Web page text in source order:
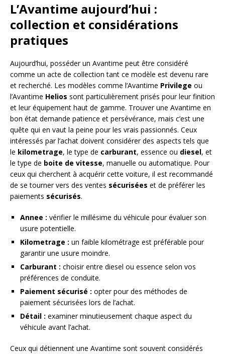
L’Avantime aujourd’hui :
collection et considérations
pratiques
Aujourd’hui, posséder un Avantime peut être considéré
comme un acte de collection tant ce modèle est devenu rare
et recherché. Les modèles comme l’Avantime Privilege ou
l’Avantime Helios sont particulièrement prisés pour leur finition
et leur équipement haut de gamme. Trouver une Avantime en
bon état demande patience et persévérance, mais c’est une
quête qui en vaut la peine pour les vrais passionnés. Ceux
intéressés par l’achat doivent considérer des aspects tels que
le kilometrage, le type de carburant, essence ou diesel, et
le type de boite de vitesse, manuelle ou automatique. Pour
ceux qui cherchent à acquérir cette voiture, il est recommandé
de se tourner vers des ventes sécurisées et de préférer les
paiements sécurisés.
Annee : vérifier le millésime du véhicule pour évaluer son
usure potentielle.
Kilometrage : un faible kilométrage est préférable pour
garantir une usure moindre.
Carburant : choisir entre diesel ou essence selon vos
préférences de conduite.
Paiement sécurisé : opter pour des méthodes de
paiement sécurisées lors de l’achat.
Détail : examiner minutieusement chaque aspect du
véhicule avant l’achat.
Ceux qui détiennent une Avantime sont souvent considérés